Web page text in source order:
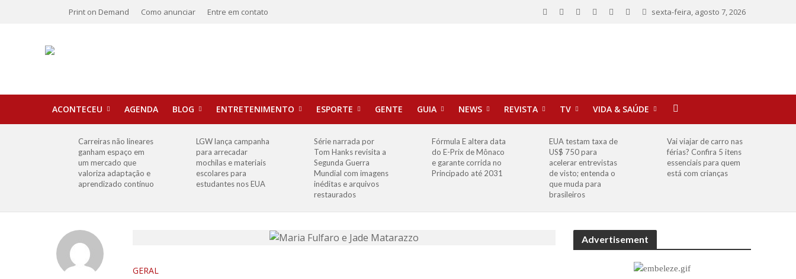
Print on Demand Como anunciar Entre em contato sexta-feira, agosto 7, 2026
ACONTECEU AGENDA BLOG ENTRETENIMENTO ESPORTE GENTE GUIA NEWS REVISTA TV VIDA & SAÚDE
Carreiras não lineares
ganham espaço em
um mercado que
valoriza adaptação e
aprendizado contínuo
LGW lança campanha
para arrecadar
mochilas e materiais
escolares para
estudantes nos EUA
Série narrada por
Tom Hanks revisita a
Segunda Guerra
Mundial com imagens
inéditas e arquivos
restaurados
Fórmula E altera data
do E-Prix de Mônaco
e garante corrida no
Principado até 2031
EUA testam taxa de
US$ 750 para
acelerar entrevistas
de visto; entenda o
que muda para
brasileiros
Vai viajar de carro nas
férias? Confira 5 itens
essenciais para quem
está com crianças
GERAL
Advertisement